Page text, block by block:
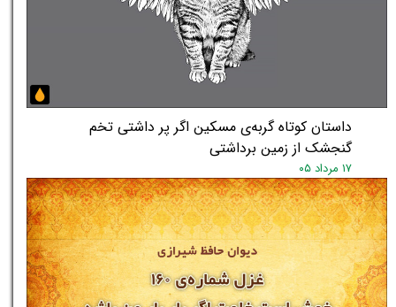
★
داستان کوتاه گربه‌ی مسکین اگر پر داشتی تخم
گنجشک از زمین برداشتی
۱۷ مرداد ۰۵